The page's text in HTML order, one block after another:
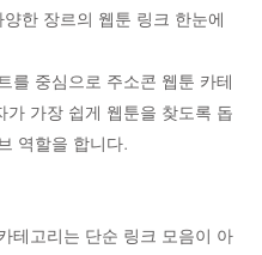
한 장르의 웹툰 링크 한눈에
를 중심으로 주소콘 웹툰 카테
가 가장 쉽게 웹툰을 찾도록 돕
역할을 합니다.
테고리는 단순 링크 모음이 아